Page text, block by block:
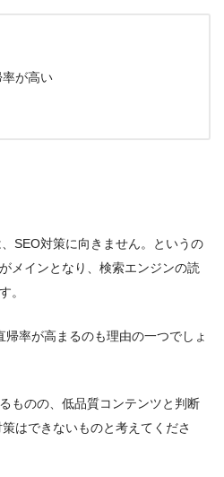
が高い
SEO対策に向きません。というの
メインとなり、検索エンジンの読
。
率が高まるのも理由の一つでしょ
ものの、低品質コンテンツと判断
はできないものと考えてくださ